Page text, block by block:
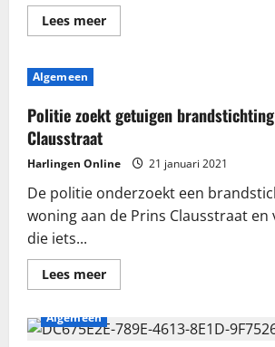
Lees meerLees
meer
avondklok
Algemeen
Politie zoekt getuigen
Clausstraat
Harlingen Online 21 januari 2021
De politie onderzoekt een
woning aan de Prins Clausstraat en
die iets...
Lees meerLees
meer
zoekt
getuigen
Algemeen